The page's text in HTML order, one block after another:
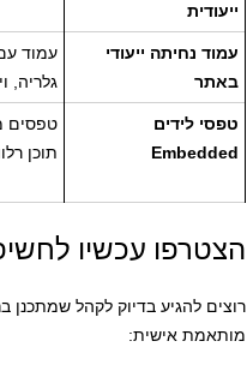
ייעודית
עמוד נחיתה ייעודי
באתר
עמוד
גלריה,
טפסי לידים
Embedded
טפסים
תוכן
הצטרפו עכשיו
רוצים להגיע בדיוק לקהל שמתכנן
מותאמת אישית: